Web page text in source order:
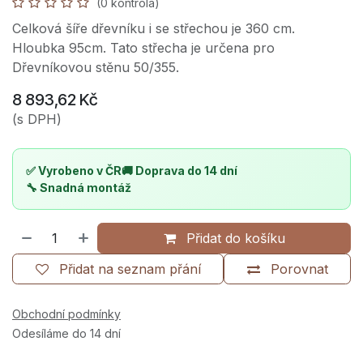
Celková šíře dřevníku i se střechou je 360 cm.
Hloubka 95cm. Tato střecha je určena pro
Dřevníkovou stěnu 50/355.
8 893,62 Kč
(s DPH)
✅ Vyrobeno v ČR🚚 Doprava do 14 dní
🔧 Snadná montáž
Přidat do košíku
Porovnat
Přidat na seznam přání
Obchodní podmínky
Odesíláme do 14 dní